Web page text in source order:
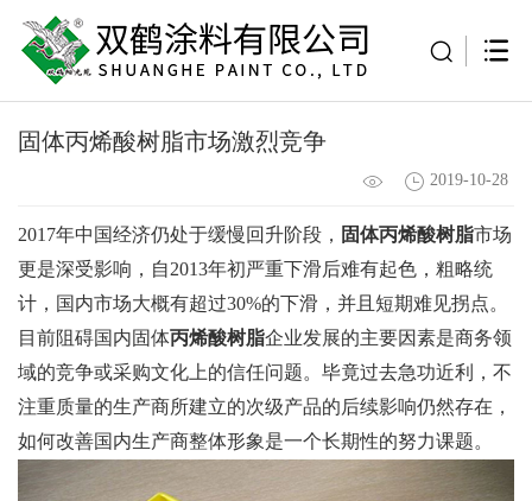
固体丙烯酸树脂市场激烈竞争
2019-10-28
2017年中国经济仍处于缓慢回升阶段， 固体丙烯酸树脂市场
更是深受影响，自2013年初严重下滑后难有起色，粗略统
计，国内市场大概有超过30%的下滑，并且短期难见拐点。
目前阻碍国内固体丙烯酸树脂企业发展的主要因素是商务领
域的竞争或采购文化上的信任问题。毕竟过去急功近利，不
注重质量的生产商所建立的次级产品的后续影响仍然存在，
如何改善国内生产商整体形象是一个长期性的努力课题。